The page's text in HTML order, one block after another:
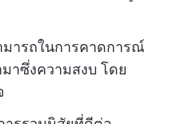
มารถในการคาดการณ์
าซึ่งความสงบ โดย